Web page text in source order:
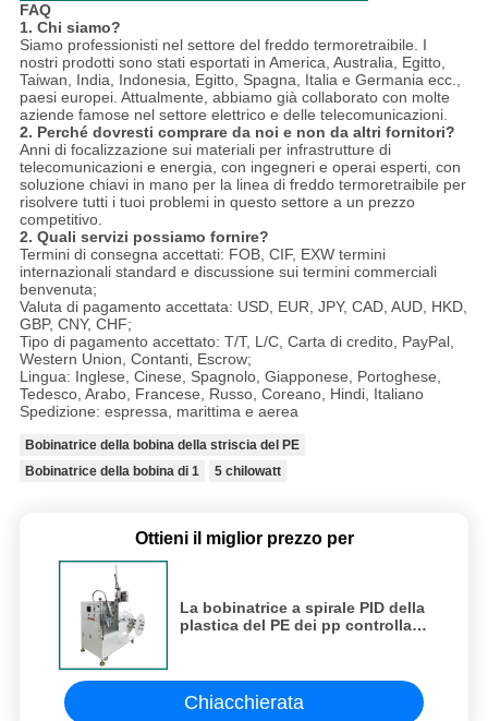
FAQ
1. Chi siamo?
Siamo professionisti nel settore del freddo termoretraibile. I
nostri prodotti sono stati esportati in America, Australia, Egitto,
Taiwan, India, Indonesia, Egitto, Spagna, Italia e Germania ecc.,
paesi europei. Attualmente, abbiamo già collaborato con molte
aziende famose nel settore elettrico e delle telecomunicazioni.
2. Perché dovresti comprare da noi e non da altri fornitori?
Anni di focalizzazione sui materiali per infrastrutture di
telecomunicazioni e energia, con ingegneri e operai esperti, con
soluzione chiavi in mano per la linea di freddo termoretraibile per
risolvere tutti i tuoi problemi in questo settore a un prezzo
competitivo.
2. Quali servizi possiamo fornire?
Termini di consegna accettati: FOB, CIF, EXW termini
internazionali standard e discussione sui termini commerciali
benvenuta;
Valuta di pagamento accettata: USD, EUR, JPY, CAD, AUD, HKD,
GBP, CNY, CHF;
Tipo di pagamento accettato: T/T, L/C, Carta di credito, PayPal,
Western Union, Contanti, Escrow;
Lingua: Inglese, Cinese, Spagnolo, Giapponese, Portoghese,
Tedesco, Arabo, Francese, Russo, Coreano, Hindi, Italiano
Spedizione: espressa, marittima e aerea
Bobinatrice della bobina della striscia del PE
Bobinatrice della bobina di 1
5 chilowatt
Ottieni il miglior prezzo per
La bobinatrice a spirale PID della
plastica del PE dei pp controlla il
Chiacchierata